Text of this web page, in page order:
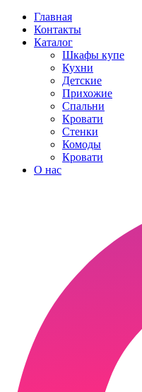
Главная
Контакты
Каталог
Шкафы купе
Кухни
Детские
Прихожие
Спальни
Кровати
Стенки
Комоды
Кровати
О нас